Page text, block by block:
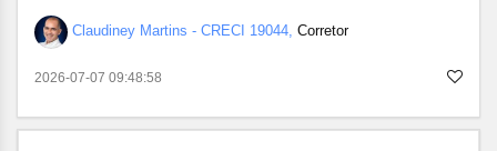
Claudiney Martins - CRECI 19044, Corretor
2026-07-07 09:48:58